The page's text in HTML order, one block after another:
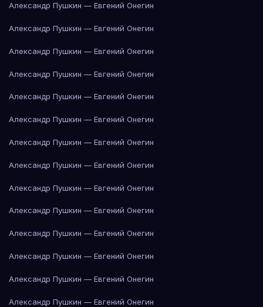
Александр Пушкин — Евгений Онегин
Александр Пушкин — Евгений Онегин
Александр Пушкин — Евгений Онегин
Александр Пушкин — Евгений Онегин
Александр Пушкин — Евгений Онегин
Александр Пушкин — Евгений Онегин
Александр Пушкин — Евгений Онегин
Александр Пушкин — Евгений Онегин
Александр Пушкин — Евгений Онегин
Александр Пушкин — Евгений Онегин
Александр Пушкин — Евгений Онегин
Александр Пушкин — Евгений Онегин
Александр Пушкин — Евгений Онегин
Александр Пушкин — Евгений Онегин